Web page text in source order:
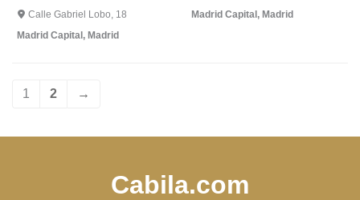
Calle Gabriel Lobo, 18
Madrid Capital, Madrid
Madrid Capital,Madrid
1 2 →
Cabila.com